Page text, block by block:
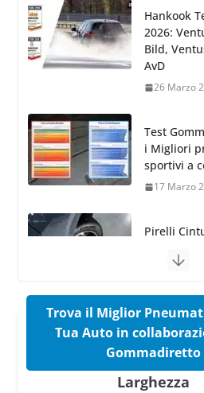
2023
28 Marzo
Test
i Migliori
sportivi a
17 Marzo
vittorie nei
nuovo
16 Marzo
Pirelli P
slick da
Michelin
su Range
11 Aprile
Trova il Miglior
Tua Auto in
Gommadiretto
Larghezza